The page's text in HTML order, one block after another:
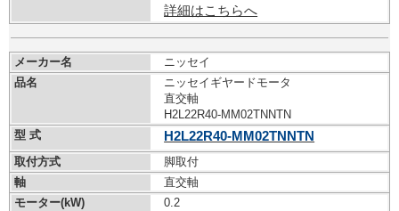
詳細はこちらへ
メーカー名
ニッセイ
品名
ニッセイギヤードモータ
直交軸
H2L22R40-MM02TNNTN
型 式
H2L22R40-MM02TNNTN
取付方式
脚取付
軸
直交軸
モーター(kW)
0.2